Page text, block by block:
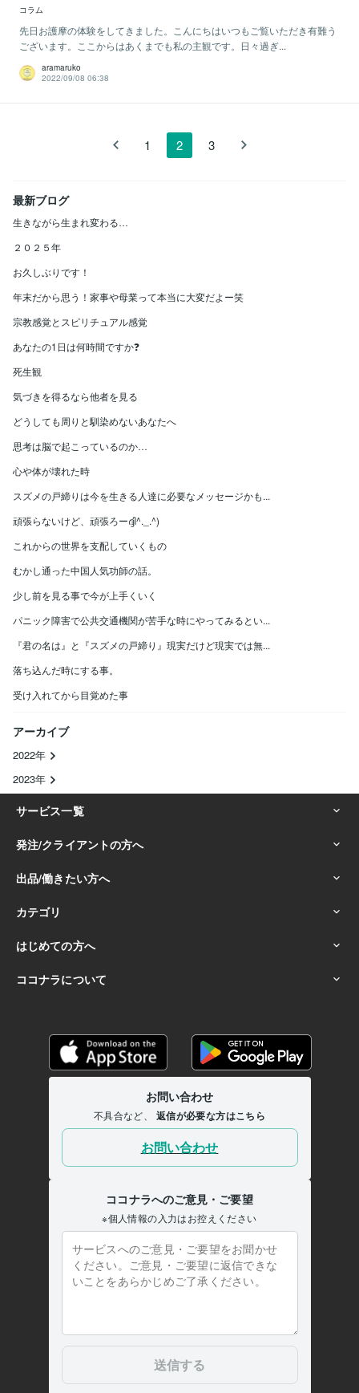
コラム
先日お護摩の体験をしてきました。こんにちはいつもご覧いただき有難う
ございます。ここからはあくまでも私の主観です。日々過ぎ...
aramaruko
2022/09/08 06:38
1 2 3
最新ブログ
生きながら生まれ変わる…
２０２５年
お久しぶりです！
年末だから思う！家事や母業って本当に大変だよー笑
宗教感覚とスピリチュアル感覚
あなたの1日は何時間ですか❓
死生観
気づきを得るなら他者を見る
どうしても周りと馴染めないあなたへ
思考は脳で起こっているのか…
心や体が壊れた時
スズメの戸締りは今を生きる人達に必要なメッセージかも...
頑張らないけど、頑張ろーദ്ദി^._.^)
これからの世界を支配していくもの
むかし通った中国人気功師の話。
少し前を見る事で今が上手くいく
パニック障害で公共交通機関が苦手な時にやってみるとい...
『君の名は』と『スズメの戸締り』現実だけど現実では無...
落ち込んだ時にする事。
受け入れてから目覚めた事
アーカイブ
2022年
2023年